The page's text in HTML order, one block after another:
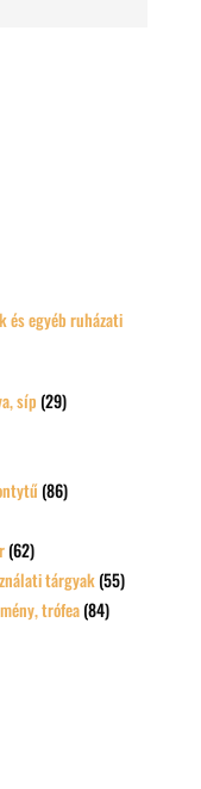
és egyéb ruházati
síp (29)
(86)
(62)
tárgyak (55)
trófea (84)